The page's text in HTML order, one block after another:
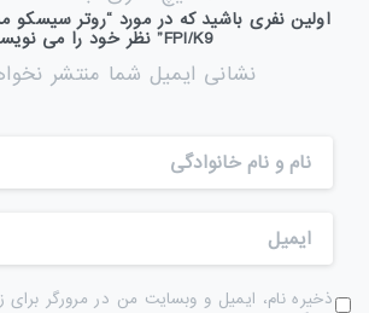
FPI/K9” نظر خود را می نویسید
نشانی ایمیل شما منتشر
ذخیره نام، ایمیل و وبسایت من در مرورگر برای